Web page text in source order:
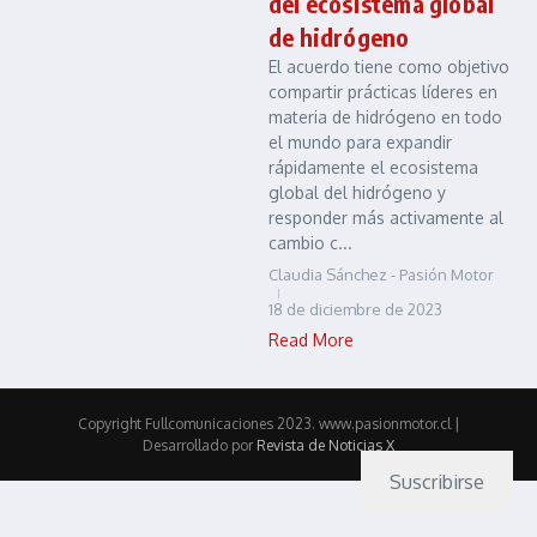
de hidrógeno
El acuerdo tiene como objetivo
compartir prácticas líderes en
materia de hidrógeno en todo
el mundo para expandir
rápidamente el ecosistema
global del hidrógeno y
responder más activamente al
cambio c...
Claudia Sánchez - Pasión Motor
18 de diciembre de 2023
Read More
Copyright Fullcomunicaciones 2023. www.pasionmotor.cl |
Desarrollado por Revista de Noticias X
Suscribirse